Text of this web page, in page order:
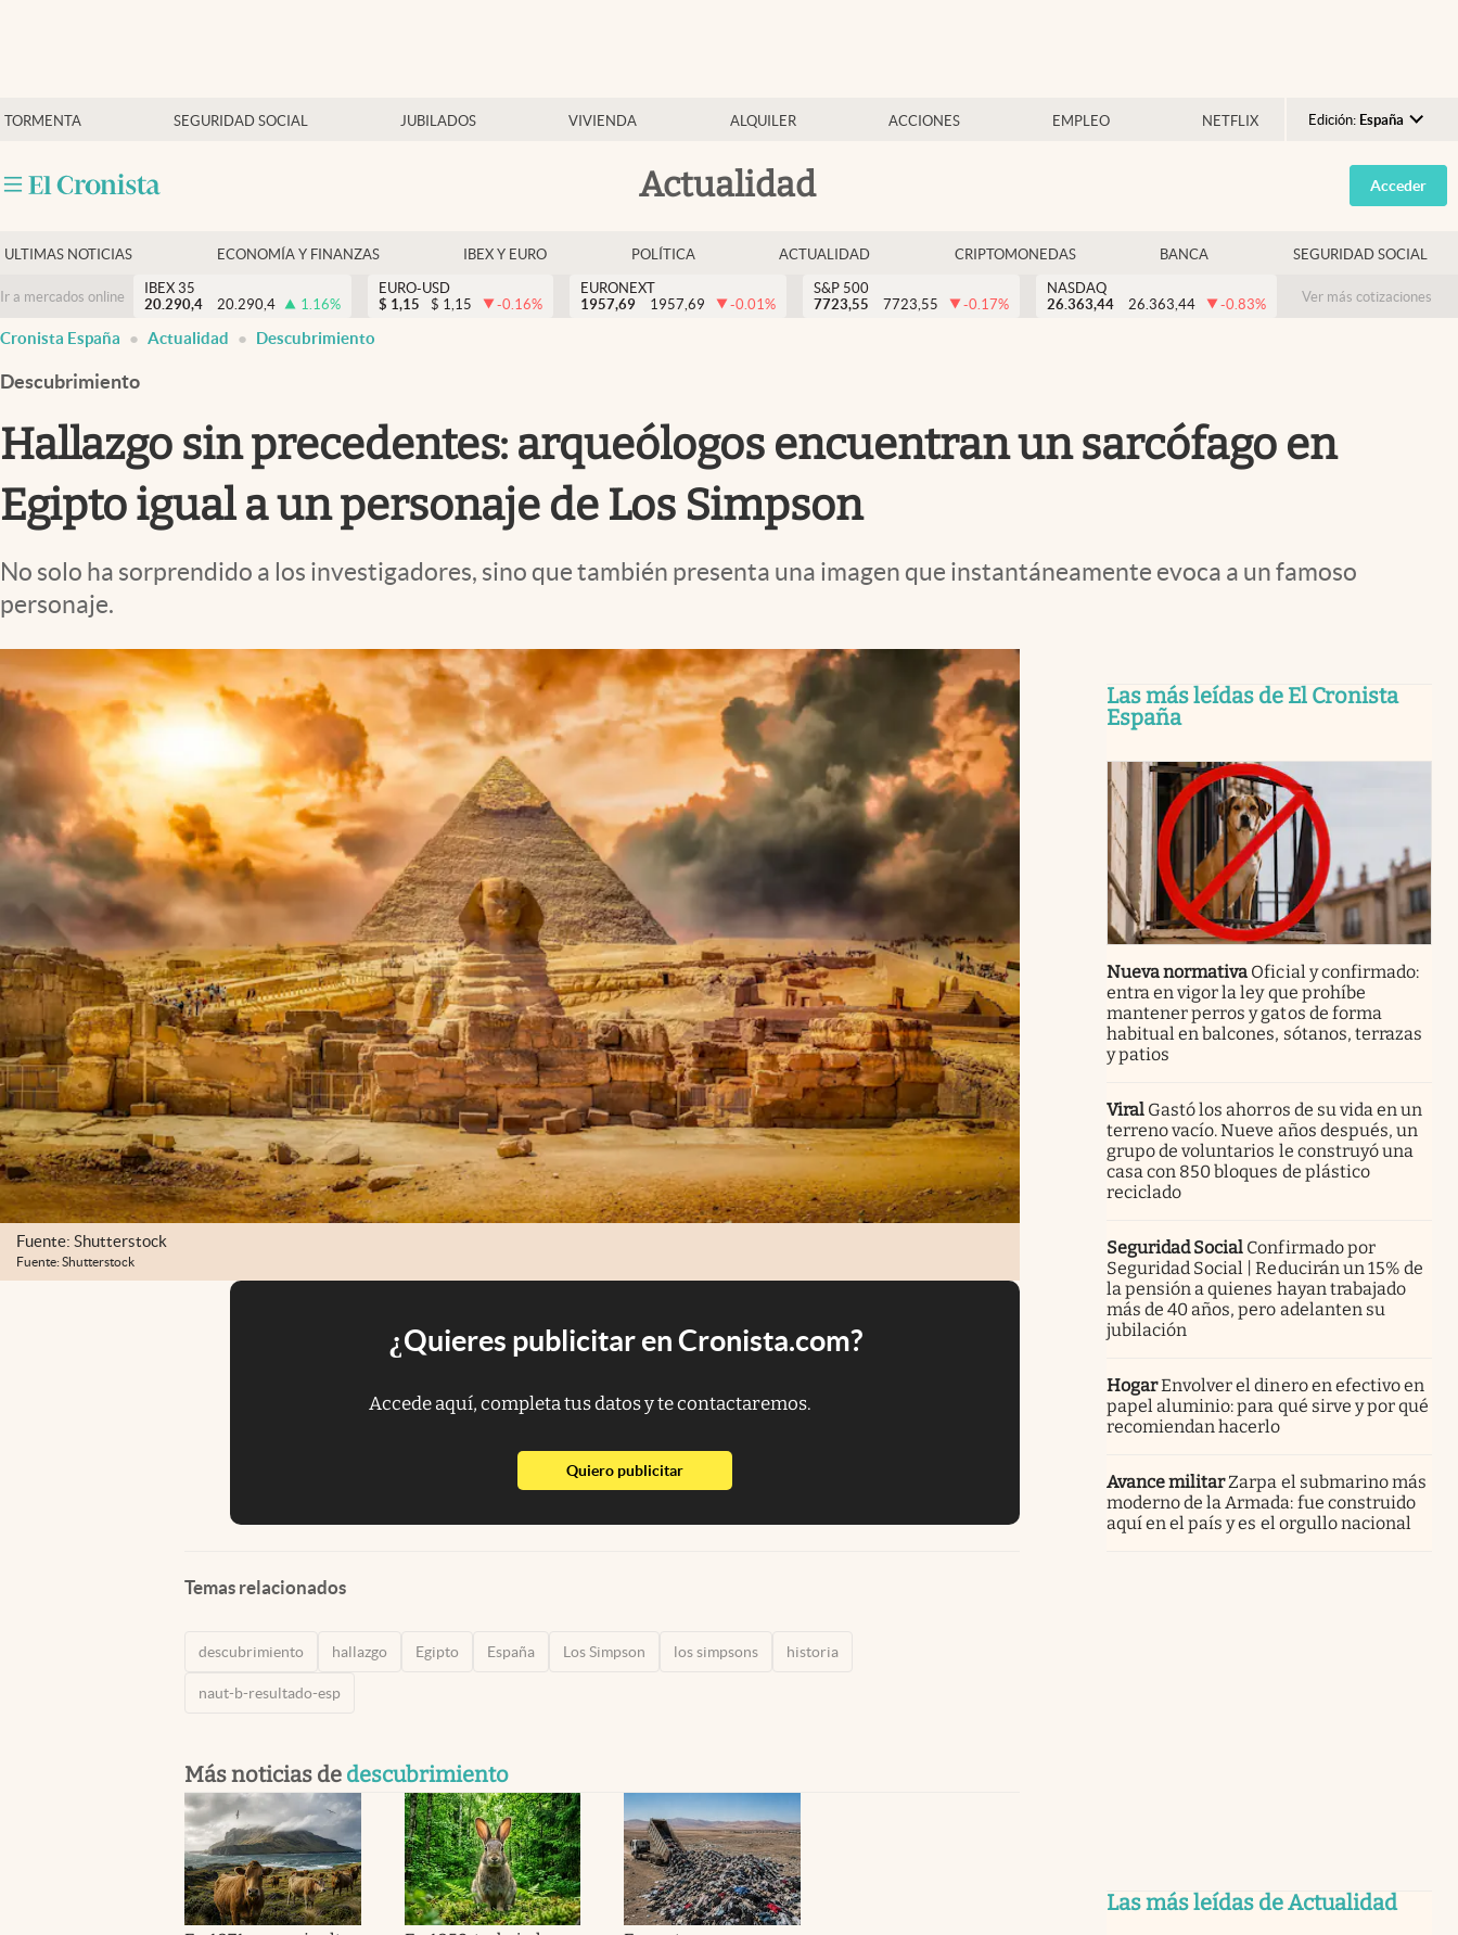
TORMENTA SEGURIDAD SOCIAL JUBILADOS VIVIENDA ALQUILER ACCIONES EMPLEO NETFLIX Edición: España
Argentina
España
USA
Colombia
Actualidad
Economía y finanzas
Criptomonedas
Acceder
ULTIMAS NOTICIAS ECONOMÍA Y FINANZAS IBEX Y EURO POLÍTICA ACTUALIDAD CRIPTOMONEDAS BANCA SEGURIDAD SOCIAL
Ir a mercados online
IBEX 35
20.290,4
20.290,4 1.16%
EURO-USD
$ 1,15 $ 1,15 -0.16%
EURONEXT
1957,69
1957,69 -0.01%
S&P 500
7723,55
7723,55 -0.17%
NASDAQ
26.363,44
26.363,44 -0.83% Ver más cotizaciones
Cronista España Actualidad Descubrimiento
Descubrimiento
Hallazgo sin precedentes: arqueólogos encuentran un sarcófago en
Egipto igual a un personaje de Los Simpson
No solo ha sorprendido a los investigadores, sino que también presenta una imagen que instantáneamente evoca a un famoso
personaje.
Fuente: Shutterstock
Fuente: Shutterstock
¿Quieres publicitar en Cronista.com?
Accede aquí, completa tus datos y te contactaremos.
Quiero publicitarabre en nueva pestaña
Temas relacionados
descubrimiento hallazgo Egipto España Los Simpson los simpsons historia
naut-b-resultado-esp
Más noticias de descubrimiento
Las más leídas de El Cronista
España
Nueva normativa Oficial y confirmado:
entra en vigor la ley que prohíbe
mantener perros y gatos de forma
habitual en balcones, sótanos, terrazas
y patios
Viral Gastó los ahorros de su vida en un
terreno vacío. Nueve años después, un
grupo de voluntarios le construyó una
casa con 850 bloques de plástico
reciclado
Seguridad Social Confirmado por
Seguridad Social | Reducirán un 15% de
la pensión a quienes hayan trabajado
más de 40 años, pero adelanten su
jubilación
HogarEnvolver el dinero en efectivo en
papel aluminio: para qué sirve y por qué
recomiendan hacerlo
Avance militarZarpa el submarino más
moderno de la Armada: fue construido
aquí en el país y es el orgullo nacional
Las más leídas de Actualidad